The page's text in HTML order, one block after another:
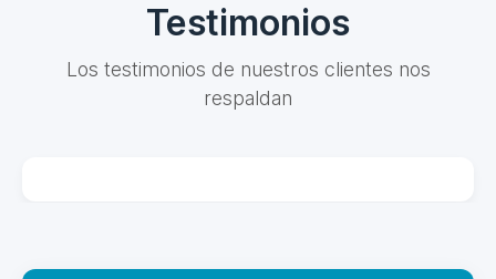
Testimonios
Los testimonios de nuestros clientes nos
respaldan